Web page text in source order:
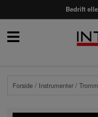
Bedrift
Forside / Instrumenter /